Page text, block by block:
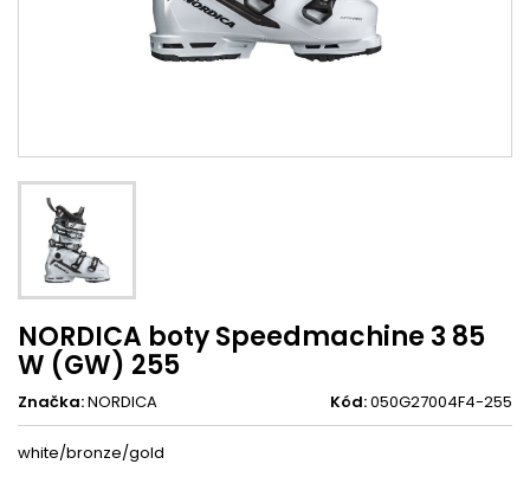
NORDICA boty Speedmachine 3 85
W (GW) 255
Značka:NORDICA Kód:050G27004F4-255
white/bronze/gold